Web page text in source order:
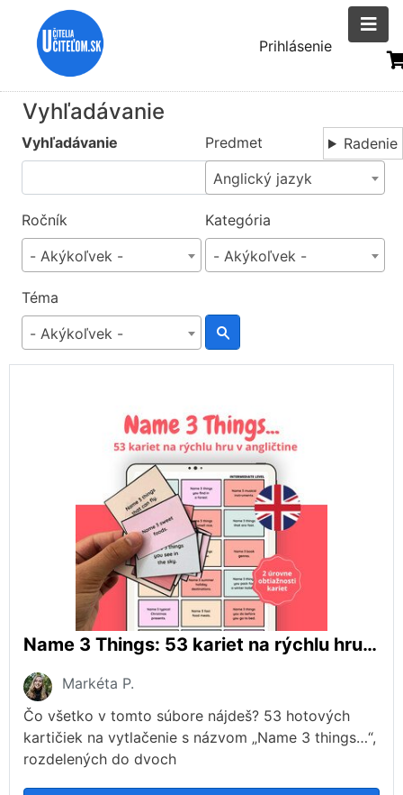
Menu
Prihlásenie
Vyhľadávanie
Vyhľadávanie
Predmet
Anglický jazyk
Ročník
- Akýkoľvek -
Kategória
- Akýkoľvek -
Téma
- Akýkoľvek -
Radenie
Name 3 Things: 53 kariet na rýchlu hru v angličtine
Markéta P.
Čo všetko v tomto súbore nájdeš? 53 hotových
kartičiek na vytlačenie s názvom „Name 3 things…“,
rozdelených do dvoch